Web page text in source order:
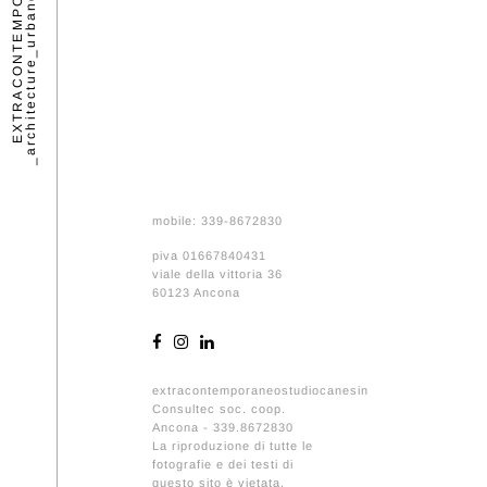
mobile: 339-8672830
piva 01667840431
viale della vittoria 36
60123 Ancona
extracontemporaneostudiocanesin
Consultec soc. coop.
Ancona - 339.8672830
La riproduzione di tutte le
fotografie e dei testi di
questo sito è vietata.